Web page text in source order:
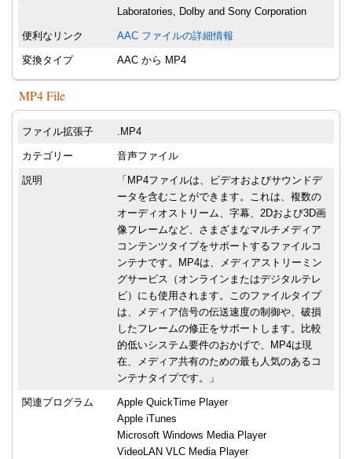
Laboratories, Dolby and Sony Corporation
便利なリンク AAC ファイルの詳細情報
変換タイプ AAC から MP4
MP4 File
ファイル拡張子 .MP4
カテゴリー 音声ファイル
説明
「MP4ファイルは、ビデオおよびサウンドデ
ータを含むことができます。これは、複数の
オーディオストリーム、字幕、2Dおよび3D画
像フレームなど、さまざまなマルチメディア
コンテンツタイプをサポートするファイルコ
ンテナです。MP4は、メディアストリーミン
グサービス（オンラインまたはデジタルテレ
ビ）にも使用されます。このファイルタイプ
は、メディア信号の伝送速度の制御や、破損
したフレームの修正をサポートします。比較
的低いシステム要件のおかげで、MP4は現
在、メディア共有のための最も人気のあるコ
ンテナタイプです。」
関連プログラム
Apple QuickTime Player
Apple iTunes
Microsoft Windows Media Player
VideoLAN VLC Media Player